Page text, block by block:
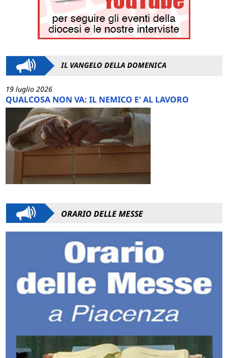
IL VANGELO DELLA DOMENICA
19 luglio 2026
QUALCOSA NON VA: IL NEMICO E' AL LAVORO
ORARIO DELLE MESSE